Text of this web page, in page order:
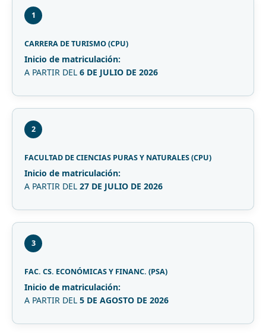
1
CARRERA DE TURISMO (CPU)
Inicio de matriculación:
A PARTIR DEL 6 DE JULIO DE 2026
2
FACULTAD DE CIENCIAS PURAS Y NATURALES (CPU)
Inicio de matriculación:
A PARTIR DEL 27 DE JULIO DE 2026
3
FAC. CS. ECONÓMICAS Y FINANC. (PSA)
Inicio de matriculación:
A PARTIR DEL 5 DE AGOSTO DE 2026